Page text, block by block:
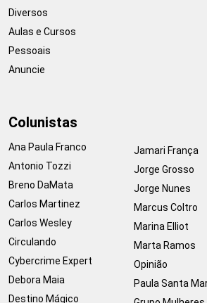
Diversos
Aulas e Cursos
Pessoais
Anuncie
Colunistas
Ana Paula Franco
Antonio Tozzi
Breno DaMata
Carlos Martinez
Carlos Wesley
Circulando
Cybercrime Expert
Debora Maia
Destino Mágico
Jamari França
Jorge Grosso
Jorge Nunes
Marcus Coltro
Marina Elliot
Marta Ramos
Opinião
Paula Santa